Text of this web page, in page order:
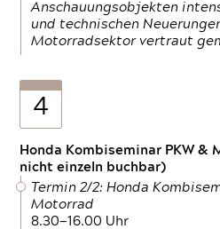
Anschauungsobjekten
und technischen
Motorradsektor vertraut
4
Honda Kombiseminar PKW &
nicht einzeln buchbar)
Termin 2/2: Honda
Motorrad
8.30—16.00 Uhr